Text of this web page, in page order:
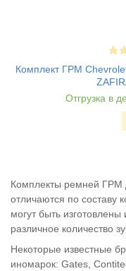
Комплект ГРМ
Отгрузка в
Комплекты ремней ГРМ
отличаются по
могут быть
различное количество
Некоторые известные
иномарок: Gates,